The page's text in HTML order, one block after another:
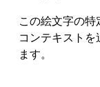
この絵文字の
コンテキスト
ます。